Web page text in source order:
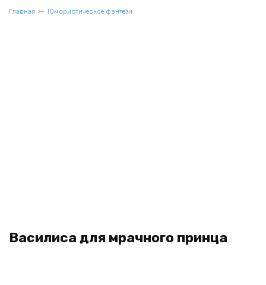
Главная Юмористическое фэнтези
Василиса для мрачного принца